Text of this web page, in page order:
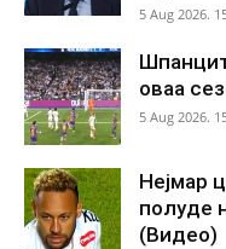
5 Aug 2026.
оваа
5 Aug 2026.
Нејмар
полуде
(Видео)